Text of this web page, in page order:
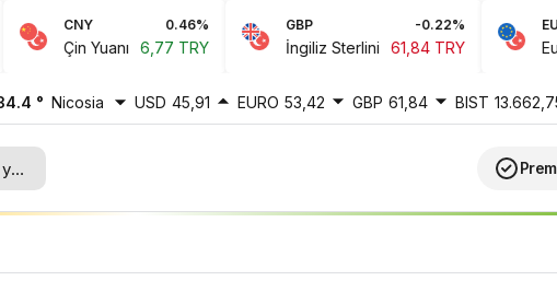
CNY 0.46%
Çin Yuanı 6,77 TRY
GBP -0.22%
İngiliz Sterlini 61,84 TRY Euro
° Nicosia USD 45,91 EURO 53,42 GBP 61,84 BIST